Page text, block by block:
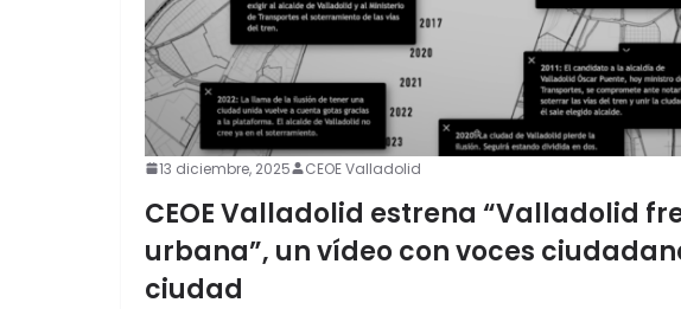
13 diciembre, 2025 CEOE Valladolid
CEOE Valladolid estrena “Valladolid
urbana”, un vídeo con voces
ciudad